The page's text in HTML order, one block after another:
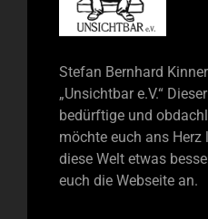
Stefan Bernhard
„Unsichtbar e.V.“
bedürftige und
möchte euch ans Herz
diese Welt etwas
euch die Webseite an.